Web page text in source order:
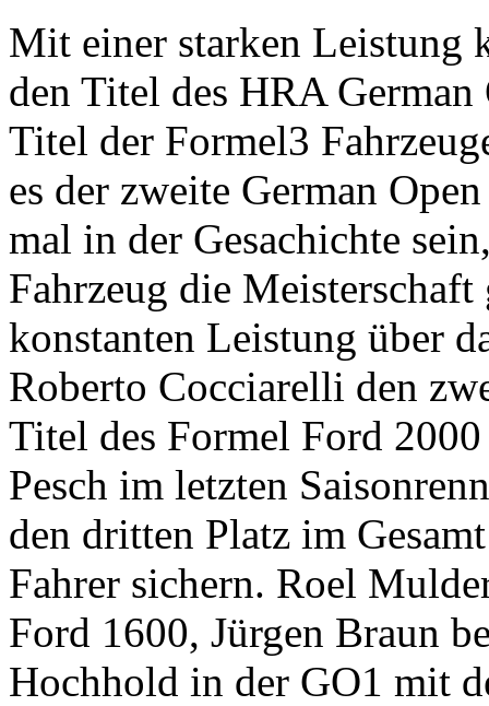
Mit einer starken Leistung
den Titel des HRA
Titel der Formel3
es der zweite German
mal in der Gesachichte
Fahrzeug die
konstanten Leistung über
Roberto Cocciarelli den
Titel des Formel Ford
Pesch im letzten
den dritten Platz im
Fahrer sichern. Roel
Ford 1600, Jürgen Braun
Hochhold in der GO1 mit